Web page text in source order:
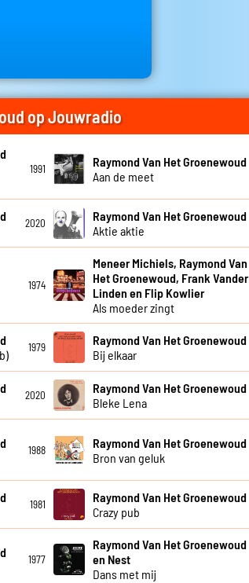
op Jouwradio
1991
Raymond Van Het Groenewoud
Aan de meet
2020
Raymond Van Het Groenewoud
Aktie aktie
1974
Meneer Michiels, Raymond Van
Het Groenewoud, Frank Vander
Linden en Flip Kowlier
Als moeder zingt
1979
Raymond Van Het Groenewoud
Bij elkaar
2020
Raymond Van Het Groenewoud
Bleke Lena
1988
Raymond Van Het Groenewoud
Bron van geluk
1981
Raymond Van Het Groenewoud
Crazy pub
1977
Raymond Van Het Groenewoud
en Nest
Dans met mij